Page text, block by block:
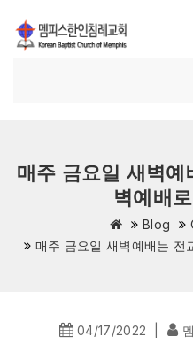
매주 금요일 새벽
벽예배
Blog
매주 금요일 새벽예배는 전
04/17/2022